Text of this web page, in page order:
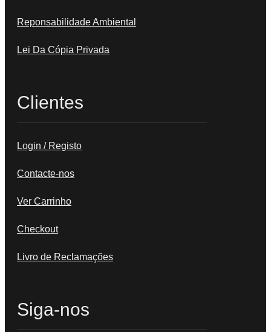
Reponsabilidade Ambiental
Lei Da Cópia Privada
Clientes
Login / Registo
Contacte-nos
Ver Carrinho
Checkout
Livro de Reclamações
Siga-nos